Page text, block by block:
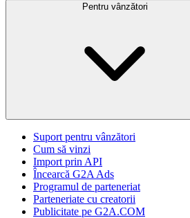
Pentru vânzători
Suport pentru vânzători
Cum să vinzi
Import prin API
Încearcă G2A Ads
Programul de parteneriat
Parteneriate cu creatorii
Publicitate pe G2A.COM